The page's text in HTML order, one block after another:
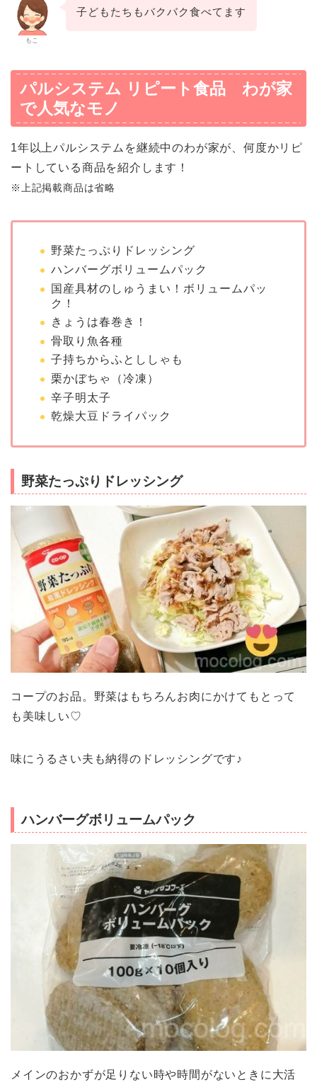
もこ
子どもたちもバクバク食べてます
パルシステム リピート食品 わが家
で人気なモノ
1年以上パルシステムを継続中のわが家が、何度かリピ
ートしている商品を紹介します！
※上記掲載商品は省略
野菜たっぷりドレッシング
ハンバーグボリュームパック
国産具材のしゅうまい！ボリュームパッ
ク！
きょうは春巻き！
骨取り魚各種
子持ちからふとししゃも
栗かぼちゃ（冷凍）
辛子明太子
乾燥大豆ドライパック
野菜たっぷりドレッシング
コープのお品。野菜はもちろんお肉にかけてもとって
も美味しい♡
味にうるさい夫も納得のドレッシングです♪
ハンバーグボリュームパック
メインのおかずが足りない時や時間がないときに大活